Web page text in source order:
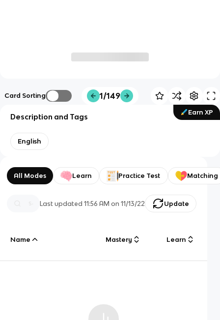
Card Sorting 1/149
Earn XP
Description and Tags
English
All Modes Learn Practice Test Matching
Last updated11:56 AM on 11/13/22 Update
Name Mastery Learn